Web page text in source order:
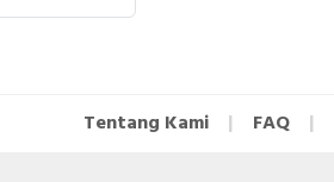
Tentang Kami FAQ